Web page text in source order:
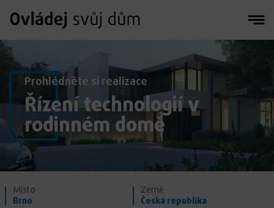
Prohlédněte si realizace
Řízení technologií v
rodinném domě
Místo
Brno
Země
Česká republika